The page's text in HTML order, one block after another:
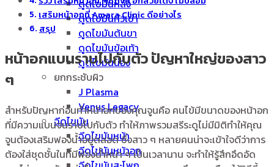
ดูดไขมันหลัง
ดูดไขมันหัวเข่า
ดูดไขมันต้นขา
ดูดไขมันข้อเท้า
ดูดไขมันน่อง
ยกกระชับผิว
J Plasma
Venus Legacy
ฉีดไขมัน
ฉีดไขมันหน้า
ฉีดไขมันหน้าอก
เสริมหน้าอกที่ Amara Clinic ดีอย่างไร
สรุป
หน้าอกแบนราบไปกับตัว ปัญหาใหญ่ของสาว
ๆ
สำหรับปัญหาก่อนทำหน้าอกของคุณจูนคือ คนไข้มีขนาดของหน้าอก
ที่มีความแบนจนราบไปกับตัว ทำให้ภาพรวมสรีระดูไม่มีมิติทำให้คุณ
จูนต้องเสริมฟองน้ำอยู่ตลอด ซึ่งสาว ๆ หลายคนน่าจะเข้าใจดีว่าการ
ต้องใส่ชุดชั้นในที่มีฟองน้ำหนา ๆ เป็นเวลานาน จะทำให้รู้สึกอึดอัด